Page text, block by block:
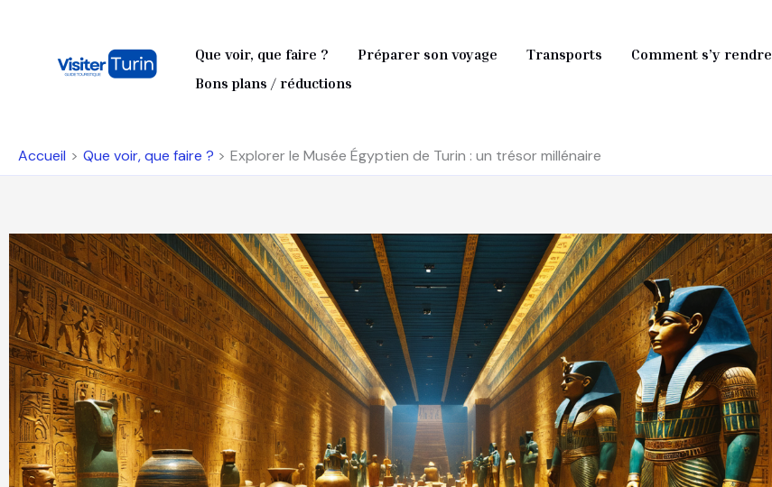
Que voir, que faire ? Préparer son voyage Transports Comment s’y
Bons plans / réductions
Accueil Que voir, que faire ? Explorer le Musée Égyptien de Turin : un trésor millénaire